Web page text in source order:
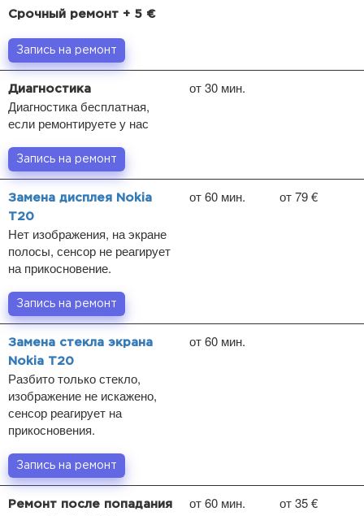
Срочный ремонт + 5 €
Запись на ремонт
Диагностика
Диагностика бесплатная,
если ремонтируете у нас
от 30 мин.
Запись на ремонт
Замена дисплея Nokia
T20
Нет изображения, на экране
полосы, сенсор не реагирует
на прикосновение.
от 60 мин. от 79 €
Запись на ремонт
Замена стекла экрана
Nokia T20
Разбито только стекло,
изображение не искажено,
сенсор реагирует на
прикосновения.
от 60 мин.
Запись на ремонт
Ремонт после попадания
от 60 мин. от 35 €